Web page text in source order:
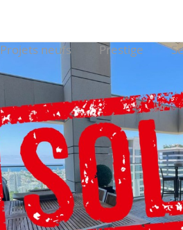
Projets neufs Prestige